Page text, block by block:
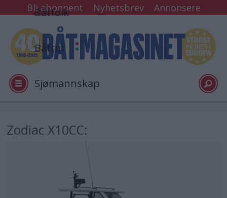
Bli abonnent Nyhetsbrev Annonsere
Båtfolk
Båttur
Sjømannskap
Zodiac X10CC: